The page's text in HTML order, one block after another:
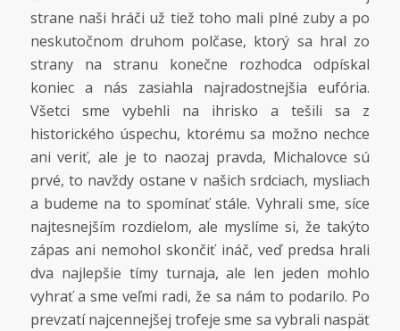
strane naši hráči už tiež toho mali plné zuby a po
neskutočnom druhom polčase, ktorý sa hral zo
strany na stranu konečne rozhodca odpískal
koniec a nás zasiahla najradostnejšia eufória.
Všetci sme vybehli na ihrisko a tešili sa z
historického úspechu, ktorému sa možno nechce
ani veriť, ale je to naozaj pravda, Michalovce sú
prvé, to navždy ostane v našich srdciach, mysliach
a budeme na to spomínať stále. Vyhrali sme, síce
najtesnejším rozdielom, ale myslíme si, že takýto
zápas ani nemohol skončiť ináč, veď predsa hrali
dva najlepšie tímy turnaja, ale len jeden mohlo
vyhrať a sme veľmi radi, že sa nám to podarilo. Po
prevzatí najcennejšej trofeje sme sa vybrali naspäť